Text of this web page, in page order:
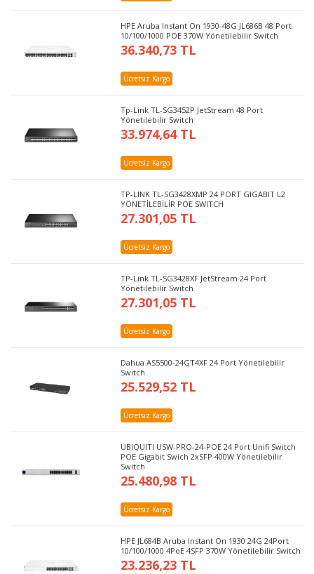
HPE Aruba Instant On 1930-48G JL686B 48 Port
10/100/1000 POE 370W Yönetilebilir Switch
36.340,73 TL
Ücretsiz Kargo
Tp-Link TL-SG3452P JetStream 48 Port
Yönetilebilir Switch
33.974,64 TL
Ücretsiz Kargo
TP-LINK TL-SG3428XMP 24 PORT GIGABIT L2
YÖNETİLEBİLİR POE SWITCH
27.301,05 TL
Ücretsiz Kargo
TP-Link TL-SG3428XF JetStream 24 Port
Yönetilebilir Switch
27.301,05 TL
Ücretsiz Kargo
Dahua AS5500-24GT4XF 24 Port Yönetilebilir
Switch
25.529,52 TL
Ücretsiz Kargo
UBIQUITI USW-PRO-24-POE 24 Port Unifi Switch
POE Gigabit Swich 2xSFP 400W Yönetilebilir
Switch
25.480,98 TL
Ücretsiz Kargo
HPE JL684B Aruba Instant On 1930 24G 24Port
10/100/1000 4PoE 4SFP 370W Yönetilebilir Switch
23.236,23 TL